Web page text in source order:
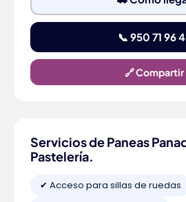
📞 950 71 96
🔗 Compartir
Servicios de Paneas
Pastelería.
✔ Acceso para sillas de ruedas